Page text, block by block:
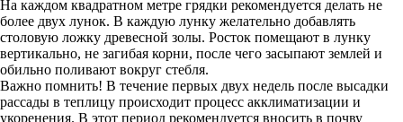
На каждом квадратном метре грядки рекомендуется делать не
более двух лунок. В каждую лунку желательно добавлять
столовую ложку древесной золы. Росток помещают в лунку
вертикально, не загибая корни, после чего засыпают землей и
обильно поливают вокруг стебля.
Важно помнить! В течение первых двух недель после высадки
рассады в теплицу происходит процесс акклиматизации и
укоренения. В этот период рекомендуется вносить в почву